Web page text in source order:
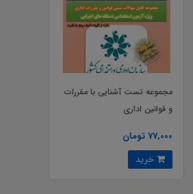
مجموعه تست آشنایی با مقررات
و قوانین اداری
77,000 تومان